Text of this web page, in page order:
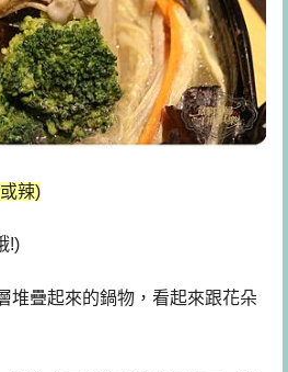
辣)
!)
堆疊起來的鍋物，看起來跟花朵